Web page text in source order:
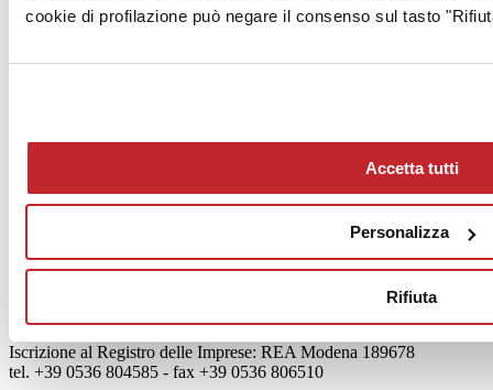
cookie di profilazione può negare il consenso sul tasto
Accetta tutti
Personalizza
Rifiuta
Privacy
Edi.Cer S.p.a. Società unipersonale
Iscrizione al Registro delle Imprese: REA Modena 189678
tel. +39 0536 804585 - fax +39 0536 806510